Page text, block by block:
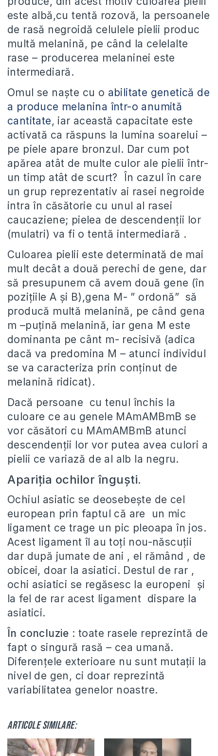
este albă,cu tentă rozovă, la persoanele
de rasă negroidă celulele pielii produc
multă melanină, pe când la celelalte
rase – producerea melaninei este
intermediară.
Omul se naşte cu o abilitate genetică de
a produce melanina într-o anumită
cantitate, iar această capacitate este
activată ca răspuns la lumina soarelui –
pe piele apare bronzul. Dar cum pot
apărea atât de multe culor ale pielii într-
un timp atât de scurt? În cazul în care
un grup reprezentativ ai rasei negroide
intra în căsătorie cu unul al rasei
caucaziene; pielea de descendenţii lor
(mulatri) va fi o tentă intermediară .
Culoarea pielii este determinată de mai
mult decât a două perechi de gene, dar
să presupunem că avem două gene (în
poziţiile A şi B),gena M- ” ordonă” să
producă multă melanină, pe când gena
m –puţină melanină, iar gena M este
dominanta pe cânt m- recisivă (adica
dacă va predomina M – atunci individul
se va caracteriza prin conţinut de
melanină ridicat).
Dacă persoane cu tenul închis la
culoare ce au genele МAmAMBmB se
vor căsători cu MАmAMBmB atunci
descendenţii lor vor putea avea culori a
pielii ce variază de al alb la negru.
Apariţia ochilor înguşti.
Ochiul asiatic se deosebeşte de cel
european prin faptul că are un mic
ligament ce trage un pic pleoapa în jos.
Acest ligament îl au toţi nou-născuţii
dar după jumate de ani , el rămând , de
obicei, doar la asiatici. Destul de rar ,
ochi asiatici se regăsesc la europeni şi
la fel de rar acest ligament dispare la
asiatici.
În concluzie : toate rasele reprezintă de
fapt o singură rasă – cea umană.
Diferenţele exterioare nu sunt mutaţii la
nivel de gen, ci doar reprezintă
variabilitatea genelor noastre.
Articole similare: